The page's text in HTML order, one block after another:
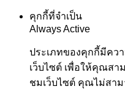
คุกกี้ที่จำเป็น
Always Active
ประเภทของคุกกี้มีคว
เว็บไซต์ เพื่อให้คุณสา
ชมเว็บไซต์ คุณไม่สา